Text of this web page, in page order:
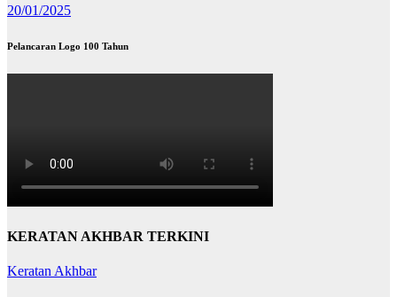
20/01/2025
Pelancaran Logo 100 Tahun
KERATAN AKHBAR TERKINI
Keratan Akhbar